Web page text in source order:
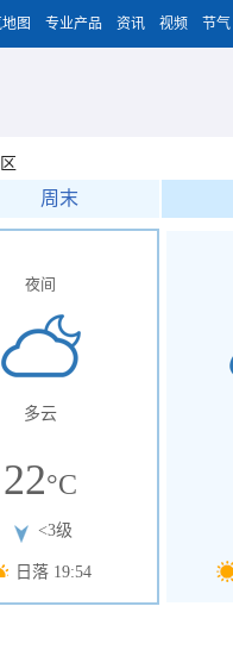
图 专业产品 资讯 视频 节气
周末
夜间
多云
22°C
<3级
日落 19:54